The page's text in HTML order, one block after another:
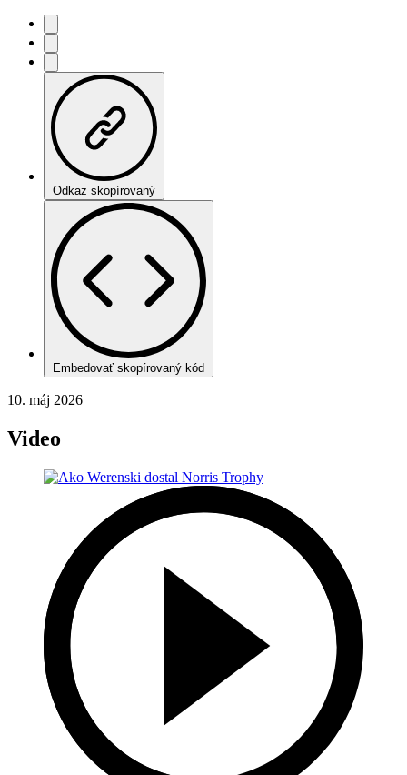
Odkaz skopírovaný
Embedovať skopírovaný kód
10. máj 2026
Video